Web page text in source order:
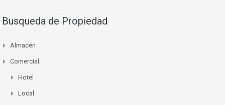
Busqueda de Propiedad
Almacén
Comercial
Hotel
Local